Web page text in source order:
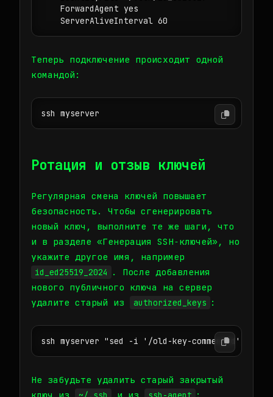
    ForwardAgent yes
    ServerAliveInterval 60
Теперь подключение происходит одной
командой:
ssh myserver
Ротация и отзыв ключей
Регулярная смена ключей повышает
безопасность. Чтобы сгенерировать
новый ключ, выполните те же шаги, что
и в разделе «Генерация SSH‑ключей», но
укажите другое имя, например
id_ed25519_2024
. После добавления
нового публичного ключа на сервер
удалите старый из
authorized_keys :
ssh myserver "sed -i '/old-key-comment/d' ~/
Не забудьте удалить старый закрытый